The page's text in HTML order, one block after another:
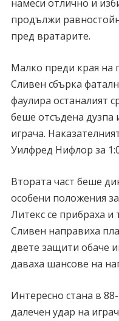
намеси отлично и
продължи
пред вратарите.
Малко преди края на
Сливен сбърка
фаулира останалият
беше отсъдена дузпа
играча.
Уилфред Нифлор за
Втората част беше
особени положения
Литекс се прибраха и
Сливен направиха
двете защити обаче
даваха шансове на
Интересно стана в
далечен удар на